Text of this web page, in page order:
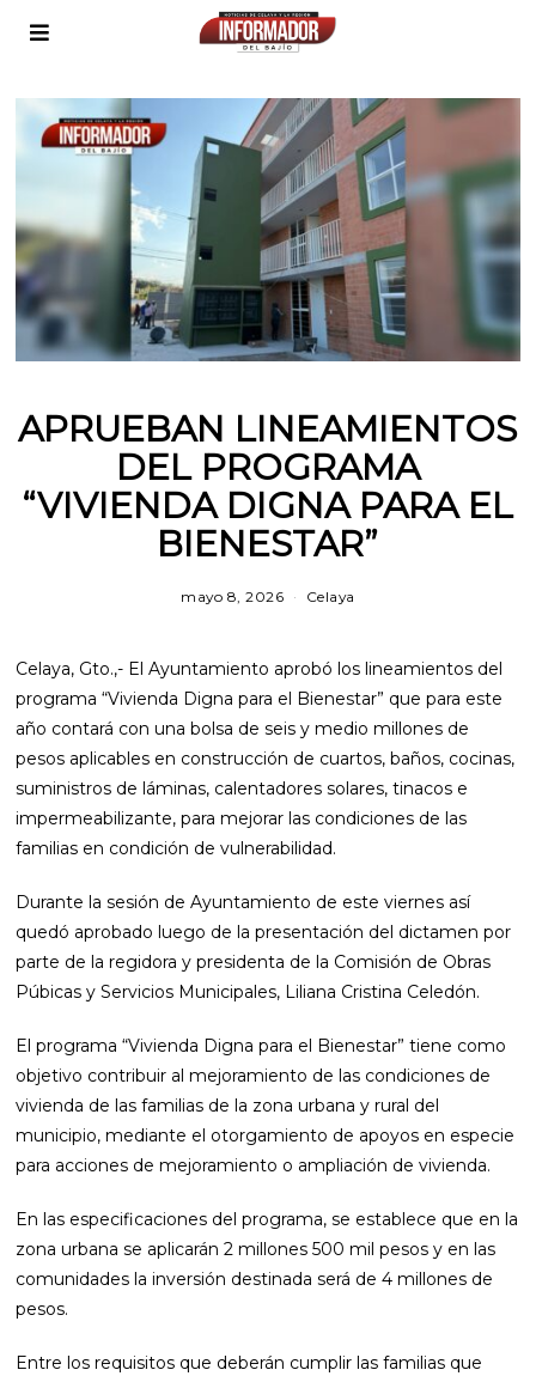
APRUEBAN LINEAMIENTOS
DEL PROGRAMA
“VIVIENDA DIGNA PARA EL
BIENESTAR”
mayo 8, 2026 m
8
,
0
6
Celaya
Celaya, Gto.,- El Ayuntamiento aprobó los lineamientos del
programa “Vivienda Digna para el Bienestar” que para este
año contará con una bolsa de seis y medio millones de
pesos aplicables en construcción de cuartos, baños, cocinas,
suministros de láminas, calentadores solares, tinacos e
impermeabilizante, para mejorar las condiciones de las
familias en condición de vulnerabilidad.
Durante la sesión de Ayuntamiento de este viernes así
quedó aprobado luego de la presentación del dictamen por
parte de la regidora y presidenta de la Comisión de Obras
Púbicas y Servicios Municipales, Liliana Cristina Celedón.
El programa “Vivienda Digna para el Bienestar” tiene como
objetivo contribuir al mejoramiento de las condiciones de
vivienda de las familias de la zona urbana y rural del
municipio, mediante el otorgamiento de apoyos en especie
para acciones de mejoramiento o ampliación de vivienda.
En las especificaciones del programa, se establece que en la
zona urbana se aplicarán 2 millones 500 mil pesos y en las
comunidades la inversión destinada será de 4 millones de
pesos.
Entre los requisitos que deberán cumplir las familias que